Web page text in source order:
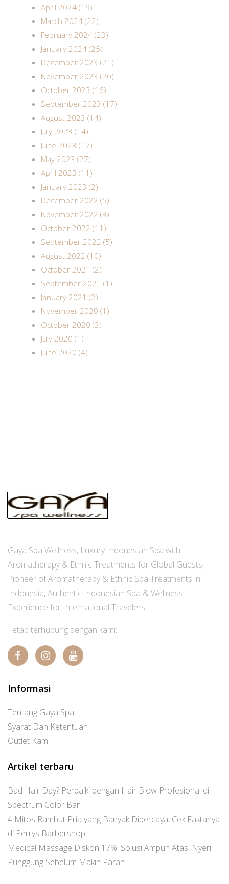
April 2024 (19)
March 2024 (22)
February 2024 (23)
January 2024 (25)
December 2023 (21)
November 2023 (20)
October 2023 (16)
September 2023 (17)
August 2023 (14)
July 2023 (14)
June 2023 (17)
May 2023 (27)
April 2023 (11)
January 2023 (2)
December 2022 (5)
November 2022 (3)
October 2022 (11)
September 2022 (5)
August 2022 (10)
October 2021 (2)
September 2021 (1)
January 2021 (2)
November 2020 (1)
October 2020 (3)
July 2020 (1)
June 2020 (4)
Gaya Spa Wellness, Luxury Indonesian Spa with
Aromatherapy & Ethnic Treatments for Global Guests,
Pioneer of Aromatherapy & Ethnic Spa Treatments in
Indonesia, Authentic Indonesian Spa & Wellness
Experience for International Travelers
Tetap terhubung dengan kami:
Informasi
Tentang Gaya Spa
Syarat Dan Ketentuan
Outlet Kami
Artikel terbaru
Bad Hair Day? Perbaiki dengan Hair Blow Profesional di
Spectrum Color Bar
4 Mitos Rambut Pria yang Banyak Dipercaya, Cek Faktanya
di Perrys Barbershop
Medical Massage Diskon 17%: Solusi Ampuh Atasi Nyeri
Punggung Sebelum Makin Parah